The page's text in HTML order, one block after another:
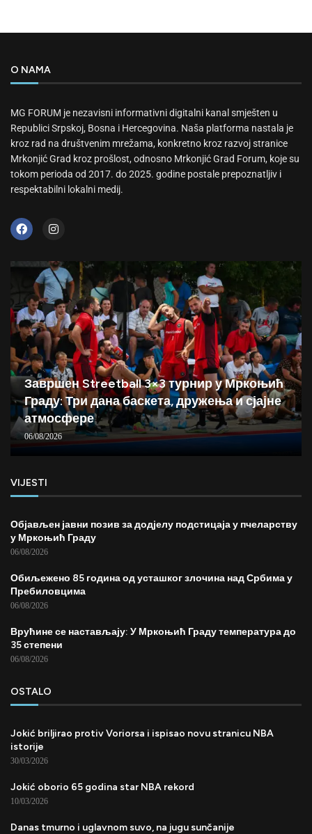
O NAMA
MG FORUM je nezavisni informativni digitalni kanal smješten u
Republici Srpskoj, Bosna i Hercegovina. Naša platforma nastala je
kroz rad na društvenim mrežama, konkretno kroz razvoj stranice
Mrkonjić Grad kroz prošlost, odnosno Mrkonjić Grad Forum, koje su
tokom perioda od 2017. do 2025. godine postale prepoznatljiv i
respektabilni lokalni medij.
Завршен Streetball 3×3 турнир у Мркоњић
Граду: Три дана баскета, дружења и сјајне
атмосфере
06/08/2026
VIJESTI
Објављен јавни позив за додјелу подстицаја у пчеларству
у Мркоњић Граду
06/08/2026
Обиљежено 85 година од усташког злочина над Србима у
Пребиловцима
06/08/2026
Врућине се настављају: У Мркоњић Граду температура до
35 степени
06/08/2026
OSTALO
Jokić briljirao protiv Voriorsa i ispisao novu stranicu NBA
istorije
30/03/2026
Jokić oborio 65 godina star NBA rekord
10/03/2026
Danas tmurno i uglavnom suvo, na jugu sunčanije